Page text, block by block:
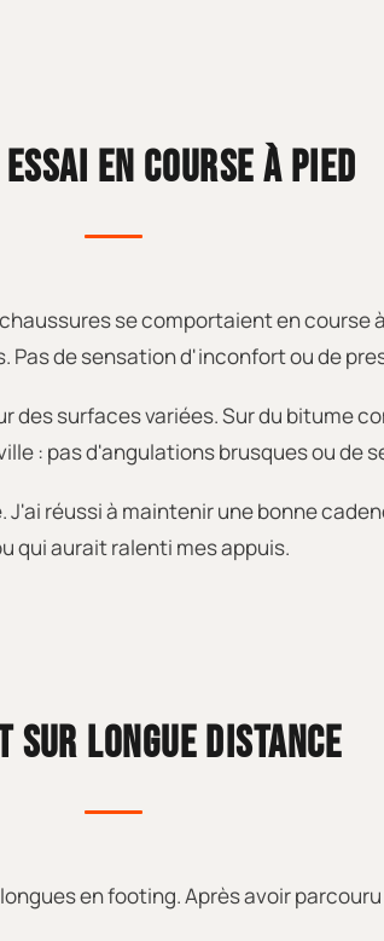
EN COURSE À PIED
se comportaient en course
de sensation d'inconfort ou de
surfaces variées. Sur du bitume
: pas d'angulations brusques ou de
réussi à maintenir une bonne
qui aurait ralenti mes appuis.
SUR LONGUE DISTANCE
en footing. Après avoir